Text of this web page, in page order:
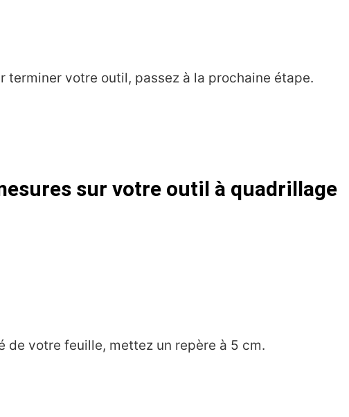
terminer votre outil, passez à la prochaine étape.
sur votre outil à quadrillage
de votre feuille, mettez un repère à 5 cm.